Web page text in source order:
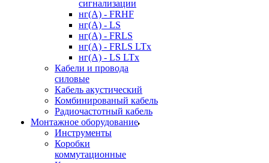
сигнализации
нг(A) - FRHF
нг(A) - LS
нг(А) - FRLS
нг(А) - FRLS LTx
нг(А) - LS LTx
Кабели и провода
силовые
Кабель акустический
Комбинированый кабель
Радиочастотный кабель
Монтажное оборудование
Инструменты
Коробки
коммутационные